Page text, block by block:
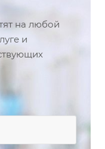
на любой
и